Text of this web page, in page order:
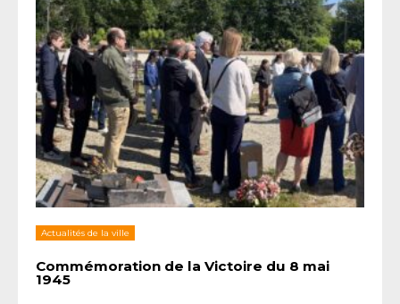
Actualités de la ville
Commémoration de la Victoire du 8 mai
1945